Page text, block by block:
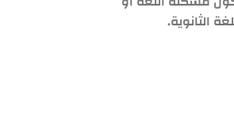
الثانوية.